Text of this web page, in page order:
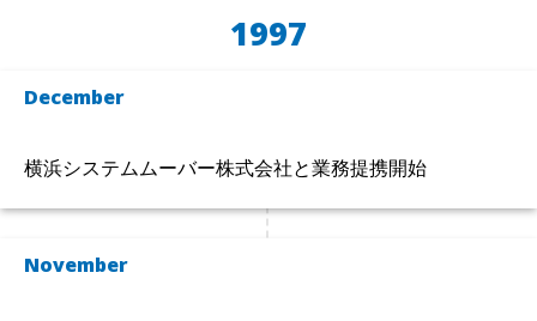
1997
December
横浜システムムーバー株式会社と業務提携開始
November